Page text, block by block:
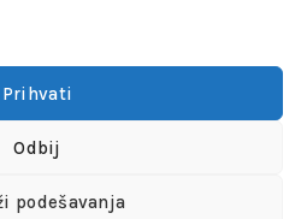
Prihvati
Odbij
podešavanja
24 - TC Banjica
102 prvi sprat
2021 All rights reserved